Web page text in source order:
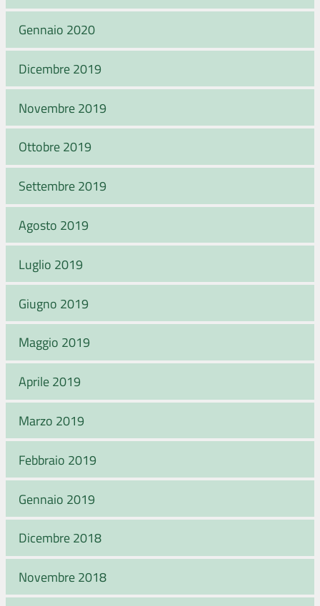
Gennaio 2020
Dicembre 2019
Novembre 2019
Ottobre 2019
Settembre 2019
Agosto 2019
Luglio 2019
Giugno 2019
Maggio 2019
Aprile 2019
Marzo 2019
Febbraio 2019
Gennaio 2019
Dicembre 2018
Novembre 2018